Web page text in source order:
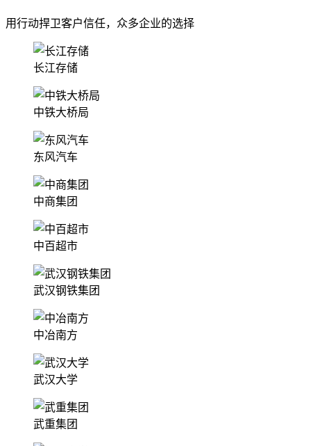
用行动捍卫客户信任，众多企业的选择
长江存储
中铁大桥局
东风汽车
中商集团
中百超市
武汉钢铁集团
中冶南方
武汉大学
武重集团